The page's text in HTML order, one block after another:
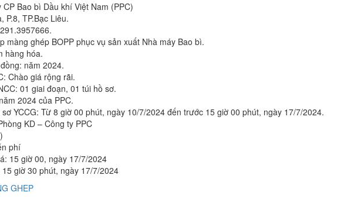
Bao bì Dầu khí Việt Nam (PPC)
P.8, TP.Bạc Liêu.
màng ghép BOPP phục vụ sản xuất Nhà máy Bao bì.
hàng hóa.
năm 2024.
Chào giá rộng rãi.
01 giai đoạn, 01 túi hồ sơ.
2024 của PPC.
YCCG: Từ 8 giờ 00 phút, ngày 10/7/2024 đến trước 15 giờ 00 phút, ngày 17/7/2024.
KD – Công ty PPC
phí
15 giờ 00, ngày 17/7/2024
giờ 30 phút, ngày 17/7/2024
GHEP